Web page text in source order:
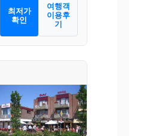
최저가
확인
여행객
이용후
기